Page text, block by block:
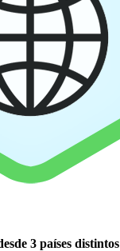
3 países distintos